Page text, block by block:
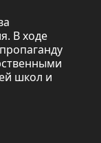
В ходе
школ и